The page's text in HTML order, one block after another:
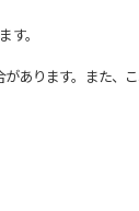
。
ります。また、